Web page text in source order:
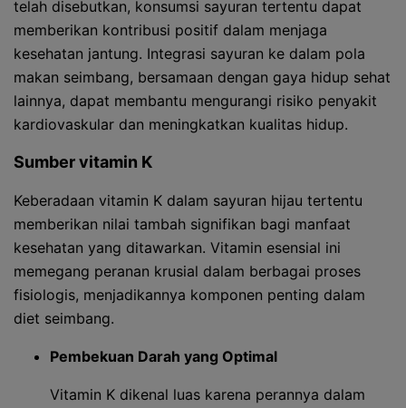
telah disebutkan, konsumsi sayuran tertentu dapat
memberikan kontribusi positif dalam menjaga
kesehatan jantung. Integrasi sayuran ke dalam pola
makan seimbang, bersamaan dengan gaya hidup sehat
lainnya, dapat membantu mengurangi risiko penyakit
kardiovaskular dan meningkatkan kualitas hidup.
Sumber vitamin K
Keberadaan vitamin K dalam sayuran hijau tertentu
memberikan nilai tambah signifikan bagi manfaat
kesehatan yang ditawarkan. Vitamin esensial ini
memegang peranan krusial dalam berbagai proses
fisiologis, menjadikannya komponen penting dalam
diet seimbang.
Pembekuan Darah yang Optimal
Vitamin K dikenal luas karena perannya dalam